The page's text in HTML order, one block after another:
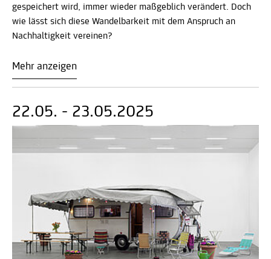
gespeichert wird, immer wieder maßgeblich verändert. Doch
wie lässt sich diese Wandelbarkeit mit dem Anspruch an
Nachhaltigkeit vereinen?
Mehr anzeigen
22.05. - 23.05.2025